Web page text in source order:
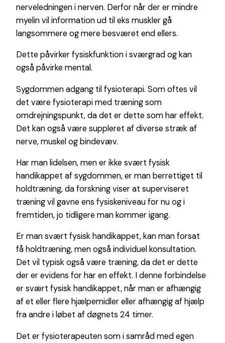
nerveledningen i nerven. Derfor når der er mindre
myelin vil information ud til eks muskler gå
langsommere og mere besværet end ellers.
Dette påvirker fysiskfunktion i sværgrad og kan
også påvirke mental.
Sygdommen adgang til fysioterapi. Som oftes vil
det være fysioterapi med træning som
omdrejningspunkt, da det er dette som har effekt.
Det kan også være suppleret af diverse stræk af
nerve, muskel og bindevæv.
Har man lidelsen, men er ikke svært fysisk
handikappet af sygdommen, er man berrettiget til
holdtræning, da forskning viser at superviseret
træning vil gavne ens fysiskeniveau for nu og i
fremtiden, jo tidligere man kommer igang.
Er man svært fysisk handikappet, kan man forsat
få holdtræning, men også individuel konsultation.
Det vil typisk også være træning, da det er dette
der er evidens for har en effekt. I denne forbindelse
er svært fysisk handikappet, når man er afhængig
af et eller flere hjælpemidler eller afhængig af hjælp
fra andre i løbet af døgnets 24 timer.
Det er fysioterapeuten som i samråd med egen